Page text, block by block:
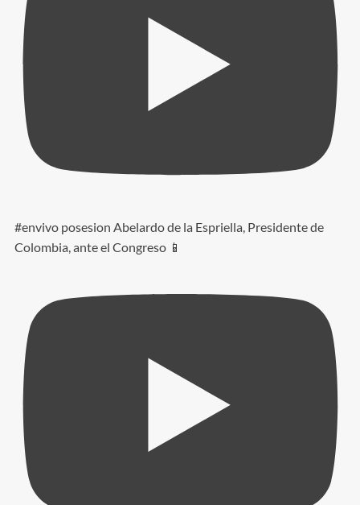
#envivo posesion Abelardo de la Espriella, Presidente de
Colombia, ante el Congreso 📱